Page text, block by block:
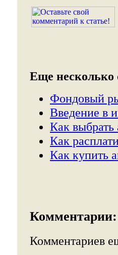
Еще несколько
Фондовый
Введение в
Как
Как
Как купить
Комментарии:
Комментариев